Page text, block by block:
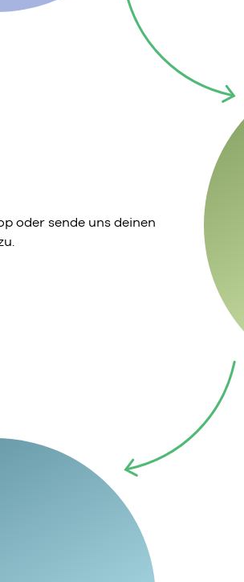
oder sende uns deinen